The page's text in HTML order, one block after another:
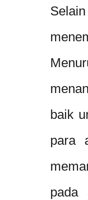
baik
para
pada